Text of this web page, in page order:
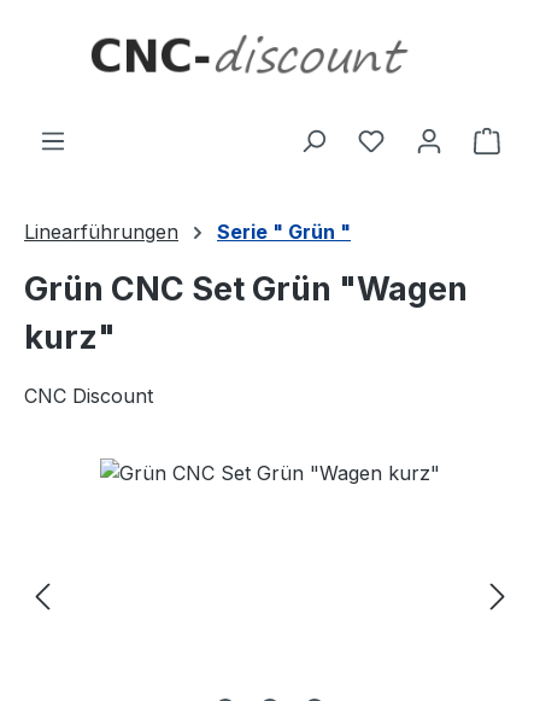
Linearführungen Serie " Grün "
Grün CNC Set Grün "Wagen
kurz"
CNC Discount
Bildergalerie überspringen